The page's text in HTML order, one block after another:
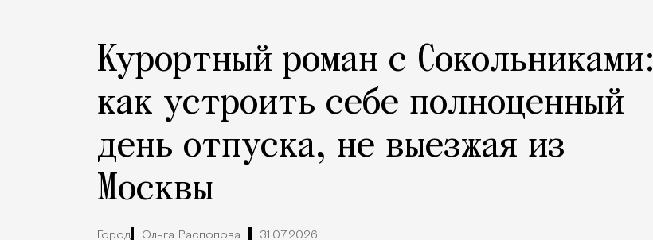
Курортный роман с Сокольниками:
как устроить себе полноценный
день отпуска, не выезжая из
Москвы
Город Ольга Распопова 31.07.2026